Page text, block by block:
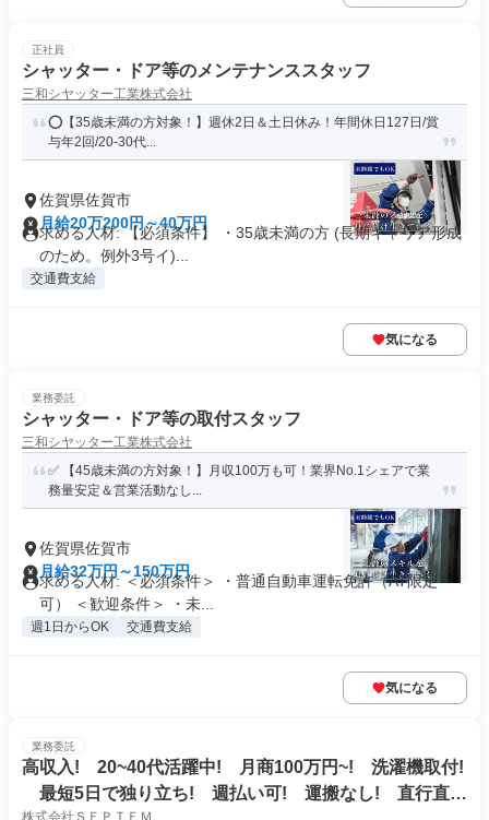
正社員
シャッター・ドア等のメンテナンススタッフ
三和シヤッター工業株式会社
⭕️【35歳未満の方対象！】週休2日＆土日休み！年間休日127日/賞
与年2回/20-30代...
佐賀県佐賀市
月給20万200円～40万円
求める人材: 【必須条件】 ・35歳未満の方 (長期キャリア形成
のため。例外3号イ)...
交通費支給
気になる
業務委託
シャッター・ドア等の取付スタッフ
三和シヤッター工業株式会社
✅ 【45歳未満の方対象！】月収100万も可！業界No.1シェアで業
務量安定＆営業活動なし...
佐賀県佐賀市
月給32万円～150万円
求める人材: ＜必須条件＞ ・普通自動車運転免許（AT限定
可） ＜歓迎条件＞ ・未...
週1日からOK 交通費支給
気になる
業務委託
高収入! 20~40代活躍中! 月商100万円~! 洗濯機取付!
最短5日で独り立ち! 週払い可! 運搬なし! 直行直
株式会社ＳＥＰＴＥＭ